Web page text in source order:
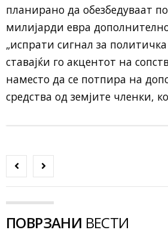
планирано да обезбедуваат
милијарди евра
„испрати сигнал за политичка
ставајќи го акцентот на
наместо да се потпира на
средства од земјите членки,
ПОВРЗАНИ ВЕСТИ